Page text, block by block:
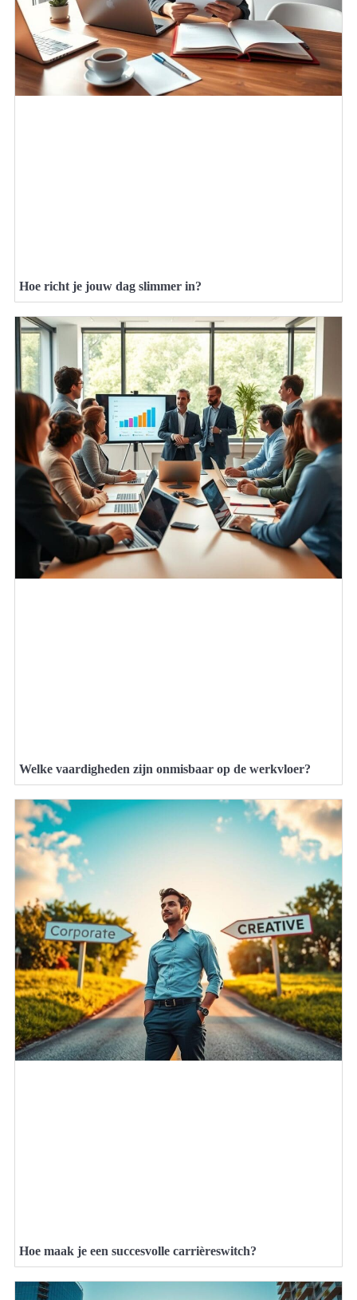
Hoe richt je jouw dag slimmer in?
Welke vaardigheden zijn onmisbaar op de werkvloer?
Hoe maak je een succesvolle carrièreswitch?